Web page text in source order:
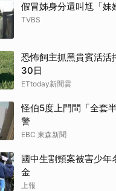
假冒姊身分還叫尪「妹
TVBS
恐怖飼主抓黑貴賓活活
30日
ETtoday新聞雲
怪伯5度上門問「全套
警
EBC 東森新聞
國中生割頸案被害少年
金
上報